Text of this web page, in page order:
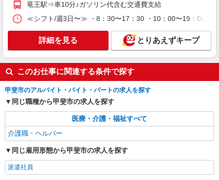
詳細を見る
派遣社員
株式会社kotrio /●MT-H-2011973
デイスタッフ
時給1500円〜2125円 ＜日払い有/週払い有/交
甲斐市内 ≪車通勤OK≫
詳細を見る
派遣社員
株式会社ブレイブ（マイナビグループ）/MDN13
介護スタッフ ◆デイサービス、サービス付き
竜王駅⇒車10分♪ガソリン代含む交通費支給
≪シフト/週3日〜≫ ・8：30〜17：30 ・10：00〜19：00 ・
詳細を見る とりあえずキープ
このお仕事に関連する条件で探す
甲斐市のアルバイト・バイト・パートの求人を探す
同じ職種から甲斐市の求人を探す
医療・介護・福祉すべて
介護職・ヘルパー
同じ雇用形態から甲斐市の求人を探す
派遣社員